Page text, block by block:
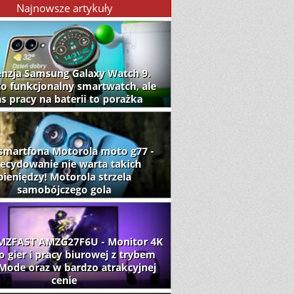
Najnowsze artykuły
Samsung Galaxy Watch 9.
funkcjonalny smartwatch, ale
pracy na baterii to porażka
Motorola moto g77 -
nie warta takich
Motorola strzela
samobójczego gola
AMZG27F6U - Monitor 4K
gier i pracy biurowej z trybem
oraz w bardzo atrakcyjnej
cenie